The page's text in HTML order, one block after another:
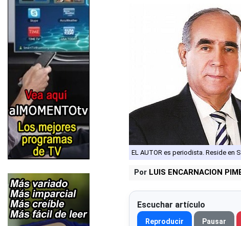
EL AUTOR es periodista. Reside en
Por LUIS ENCARNACION
Escuchar artículo
Reproducir Pausar